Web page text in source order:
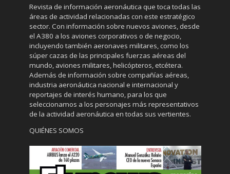
Revista de información aeronáutica que toca todas las
áreas de actividad relacionadas con este estratégico
sector. Con información sobre nuevos aviones, desde
el A380 a los aviones corporativos o de negocio,
incluyendo también aeronaves militares, como los
súper cazas de las principales fuerzas aéreas del
mundo, aviones militares, helicópteros, etcétera.
Además de información sobre compañías aéreas,
industria aeronáutica nacional e internacional y
reportajes de interés humano, para los que
seleccionamos a los personajes más representativos
de la actividad aeronáutica en todas sus vertientes.
QUIÉNES SOMOS